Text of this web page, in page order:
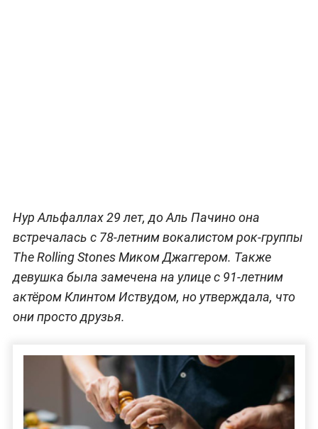
Нур Альфаллах 29 лет, до Аль Пачино она
встречалась с 78-летним вокалистом рок-группы
The Rolling Stones Миком Джаггером. Также
девушка была замечена на улице с 91-летним
актёром Клинтом Иствудом, но утверждала, что
они просто друзья.